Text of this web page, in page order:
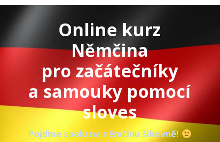
Online kurz
Němčina
pro začátečníky
a samouky pomocí
sloves
Pojďme spolu na němčinu šikovně!